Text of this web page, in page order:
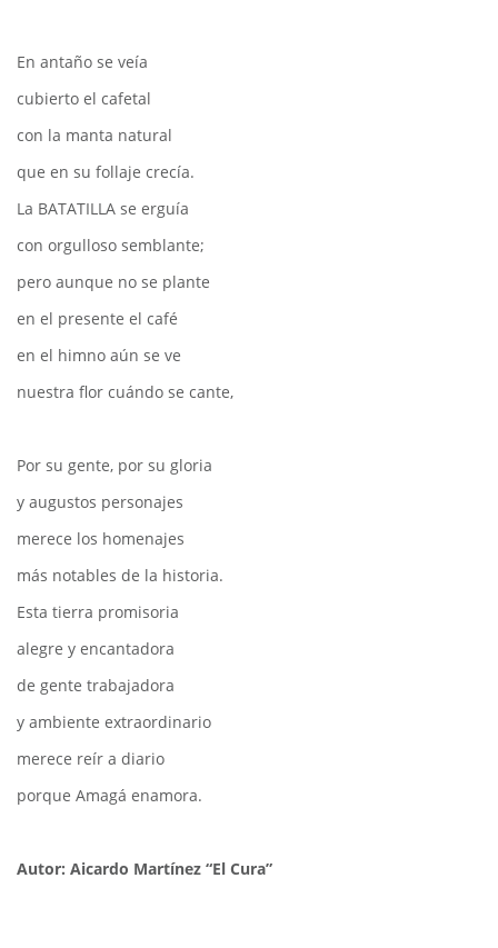
En antaño se veía
cubierto el cafetal
con la manta natural
que en su follaje crecía.
La BATATILLA se erguía
con orgulloso semblante;
pero aunque no se plante
en el presente el café
en el himno aún se ve
nuestra flor cuándo se cante,
Por su gente, por su gloria
y augustos personajes
merece los homenajes
más notables de la historia.
Esta tierra promisoria
alegre y encantadora
de gente trabajadora
y ambiente extraordinario
merece reír a diario
porque Amagá enamora.
Autor: Aicardo Martínez “El Cura”